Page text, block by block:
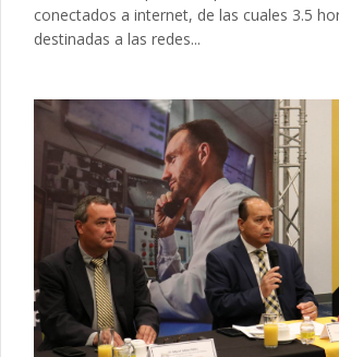
conectados a internet, de las cuales 3.5
destinadas a las redes...